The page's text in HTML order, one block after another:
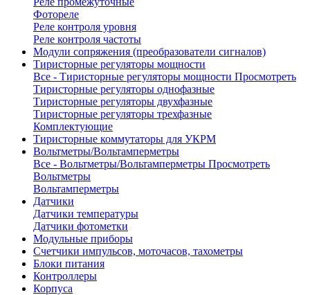
Фотореле
Реле контроля уровня
Реле контроля частоты
Модули сопряжения (преобразователи сигналов)
Тиристорные регуляторы мощности
Все - Тиристорные регуляторы мощности Просмотреть
Тиристорные регуляторы однофазные
Тиристорные регуляторы двухфазные
Тиристорные регуляторы трехфазные
Комплектующие
Тиристорные коммутаторы для УКРМ
Вольтметры/Вольтамперметры
Все - Вольтметры/Вольтамперметры Просмотреть
Вольтметры
Вольтамперметры
Датчики
Датчики температуры
Датчики фотометки
Модульные приборы
Счетчики импульсов, моточасов, тахометры
Блоки питания
Контроллеры
Корпуса